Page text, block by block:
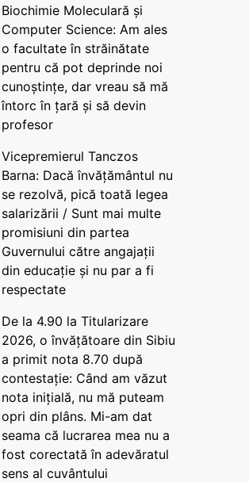
Biochimie Moleculară și
Computer Science: Am ales
o facultate în străinătate
pentru că pot deprinde noi
cunoștințe, dar vreau să mă
întorc în țară și să devin
profesor
Vicepremierul Tanczos
Barna: Dacă învățământul nu
se rezolvă, pică toată legea
salarizării / Sunt mai multe
promisiuni din partea
Guvernului către angajații
din educație și nu par a fi
respectate
De la 4.90 la Titularizare
2026, o învățătoare din Sibiu
a primit nota 8.70 după
contestație: Când am văzut
nota inițială, nu mă puteam
opri din plâns. Mi-am dat
seama că lucrarea mea nu a
fost corectată în adevăratul
sens al cuvântului